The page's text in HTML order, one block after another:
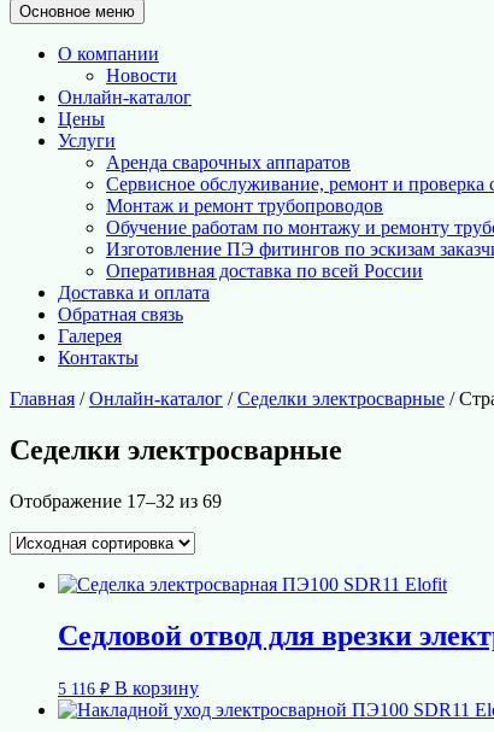
Основное меню
О компании
Новости
Онлайн-каталог
Цены
Услуги
Аренда сварочных аппаратов
Сервисное обслуживание, ремонт и проверка
Монтаж и ремонт трубопроводов
Обучение работам по монтажу и ремонту
Изготовление ПЭ фитингов по эскизам
Оперативная доставка по всей России
Доставка и оплата
Обратная связь
Галерея
Контакты
Главная /Онлайн-каталог /Седелки электросварные /
Седелки электросварные
Отображение 17–32 из 69
Седловой отвод для врезки
5 116 ₽ В корзину